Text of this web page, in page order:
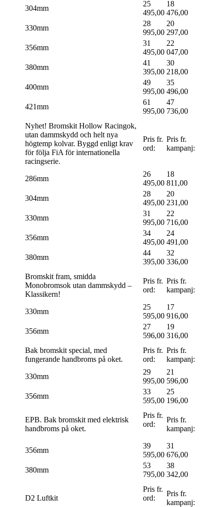
304mm
25
495,00
18
476,00
330mm
28
995,00
20
297,00
356mm
31
495,00
22
047,00
380mm
41
395,00
30
218,00
400mm
49
995,00
35
496,00
421mm
61
995,00
47
736,00
Nyhet! Bromskit Hollow Racingok,
utan dammskydd och helt nya
högtemp kolvar. Byggd enligt krav
för följa FiA för internationella
racingserie.
Pris fr.
ord:
Pris fr.
kampanj:
286mm
26
495,00
18
811,00
304mm
28
495,00
20
231,00
330mm
31
995,00
22
716,00
356mm
34
495,00
24
491,00
380mm
44
395,00
32
336,00
Bromskit fram, smidda
Monobromsok utan dammskydd –
Klassikern!
Pris fr.
ord:​
Pris fr.
kampanj:​
330mm
25
595,00
17
916,00
356mm
27
596,00
19
316,00
Bak bromskit special, med
fungerande handbroms på oket.
Pris fr.
ord:
Pris fr.
kampanj:
330mm
29
995,00
21
596,00
356mm
33
595,00
25
196,00
EPB. Bak bromskit med elektrisk
handbroms på oket.
Pris fr.
ord:
Pris fr.
kampanj:
356mm
39
595,00
31
676,00
380mm
53
795,00
38
342,00
D2 Luftkit
Pris fr.
ord:
Pris fr.
kampanj: